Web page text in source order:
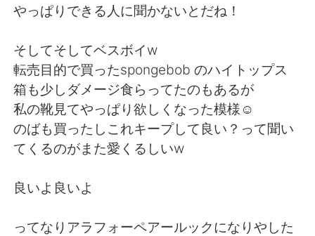
やっぱりできる人に聞かないとだね！
そしてそしてベスボイw
転売目的で買ったspongebob のハイトップス
箱も少しダメージ食らってたのもあるが
私の靴見てやっぱり欲しくなった模様☺️
のばも買ったしこれキープして良い？って聞い
てくるのがまた愛くるしいw
良いよ良いよ
ってなりアラフォーペアールックになりやした